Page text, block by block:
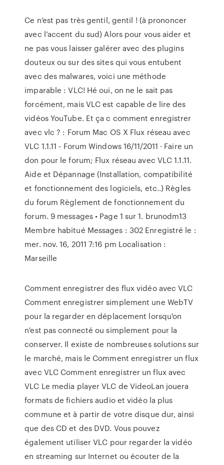
Ce n’est pas très gentil, gentil ! (à prononcer
avec l’accent du sud) Alors pour vous aider et
ne pas vous laisser galérer avec des plugins
douteux ou sur des sites qui vous entubent
avec des malwares, voici une méthode
imparable : VLC! Hé oui, on ne le sait pas
forcément, mais VLC est capable de lire des
vidéos YouTube. Et ça c comment enregistrer
avec vlc ? : Forum Mac OS X Flux réseau avec
VLC 1.1.11 - Forum Windows 16/11/2011 · Faire un
don pour le forum; Flux réseau avec VLC 1.1.11.
Aide et Dépannage (Installation, compatibilité
et fonctionnement des logiciels, etc..) Règles
du forum Règlement de fonctionnement du
forum. 9 messages • Page 1 sur 1. brunodm13
Membre habitué Messages : 302 Enregistré le :
mer. nov. 16, 2011 7:16 pm Localisation :
Marseille
Comment enregistrer des flux vidéo avec VLC
Comment enregistrer simplement une WebTV
pour la regarder en déplacement lorsqu'on
n'est pas connecté ou simplement pour la
conserver. Il existe de nombreuses solutions sur
le marché, mais le Comment enregistrer un flux
avec VLC Comment enregistrer un flux avec
VLC Le media player VLC de VideoLan jouera
formats de fichiers audio et vidéo la plus
commune et à partir de votre disque dur, ainsi
que des CD et des DVD. Vous pouvez
également utiliser VLC pour regarder la vidéo
en streaming sur Internet ou écouter de la